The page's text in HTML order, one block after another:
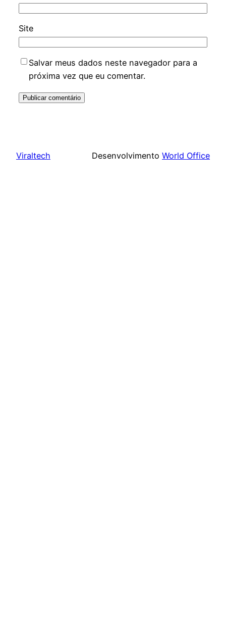
Site
Salvar meus dados neste navegador para a
próxima vez que eu comentar.
Viraltech Desenvolvimento World Office